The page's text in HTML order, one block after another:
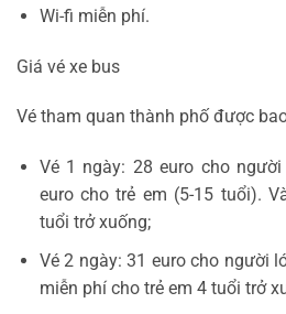
Wi-fi miễn phí.
Giá vé xe bus
Vé tham quan thành phố được
Vé 1 ngày: 28 euro cho
euro cho trẻ em (5-15 tuổi).
tuổi trở xuống;
Vé 2 ngày: 31 euro cho người
miễn phí cho trẻ em 4 tuổi trở